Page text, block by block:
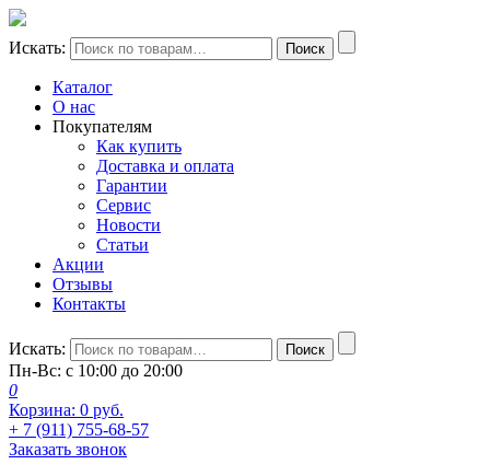
Искать: Поиск
Каталог
О нас
Покупателям
Как купить
Доставка и оплата
Гарантии
Сервис
Новости
Статьи
Акции
Отзывы
Контакты
Искать: Поиск
Пн-Вс: с 10:00 до 20:00
0
Корзина: 0 руб.
+ 7 (911) 755-68-57
Заказать звонок